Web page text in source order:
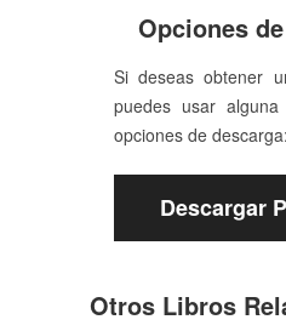
Opciones
Si deseas obtener
puedes usar
opciones de descarga:
Descargar
Otros Libros